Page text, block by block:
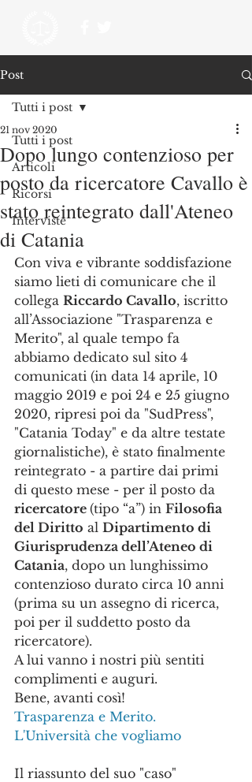
Post
Tutti i post
Articoli
Ricorsi
Interviste
Tutti i post
Dopo lungo contenzioso per
posto da ricercatore Cavallo è
stato reintegrato dall'Ateneo
di Catania
21 nov 2020
Con viva e vibrante soddisfazione
siamo lieti di comunicare che il
collega Riccardo Cavallo, iscritto
all’Associazione "Trasparenza e
Merito", al quale tempo fa
abbiamo dedicato sul sito 4
comunicati (in data 14 aprile, 10
maggio 2019 e poi 24 e 25 giugno
2020, ripresi poi da "SudPress",
"Catania Today" e da altre testate
giornalistiche), è stato finalmente
reintegrato - a partire dai primi
di questo mese - per il posto da
ricercatore (tipo “a”) in Filosofia
del Diritto al Dipartimento di
Giurisprudenza dell’Ateneo di
Catania, dopo un lunghissimo
contenzioso durato circa 10 anni
(prima su un assegno di ricerca,
poi per il suddetto posto da
ricercatore).
A lui vanno i nostri più sentiti
complimenti e auguri.
Bene, avanti così!
Trasparenza e Merito.
L'Università che vogliamo
Il riassunto del suo "caso"